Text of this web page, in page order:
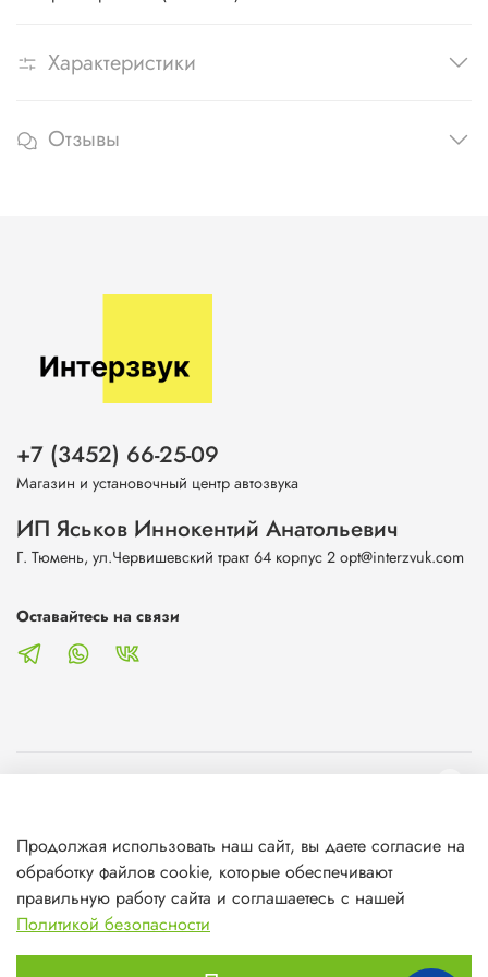
Характеристики
Отзывы
Клиентам
Информация
+7 (3452) 66-25-09
Магазин и установочный центр автозвука
ИП Яськов Иннокентий Анатольевич
Г. Тюмень, ул.Червишевский тракт 64 корпус 2 opt@interzvuk.com
Оставайтесь на связи
Продолжая использовать наш сайт, вы даете согласие на
обработку файлов cookie, которые обеспечивают
правильную работу сайта и соглашаетесь с нашей
Политикой безопасности